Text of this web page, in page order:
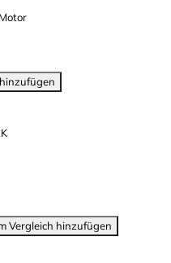
Vergleich hinzufügen